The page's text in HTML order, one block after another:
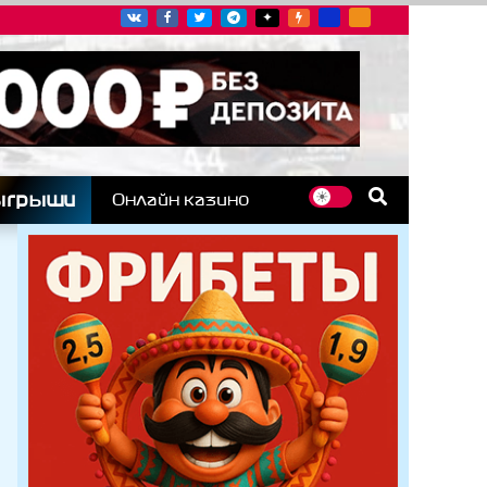
гоночных серий
Онлайн казино